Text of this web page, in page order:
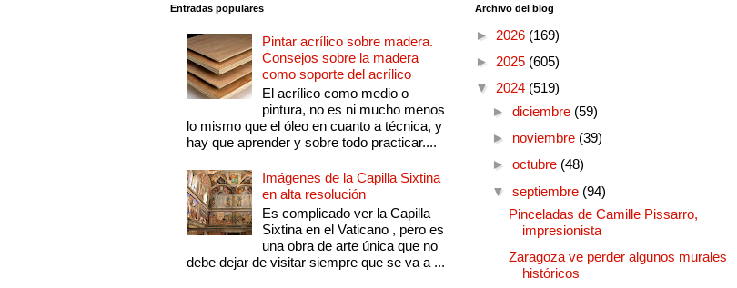
Entradas populares
Pintar acrílico sobre madera.
Consejos sobre la madera
como soporte del acrílico
El acrílico como medio o
pintura, no es ni mucho menos
lo mismo que el óleo en cuanto a técnica, y
hay que aprender y sobre todo practicar....
Imágenes de la Capilla Sixtina
en alta resolución
Es complicado ver la Capilla
Sixtina en el Vaticano , pero es
una obra de arte única que no
debe dejar de visitar siempre que se va a ...
Archivo del blog
► 2026 (169)
► 2025 (605)
▼ 2024 (519)
► diciembre (59)
► noviembre (39)
► octubre (48)
▼ septiembre (94)
Pinceladas de Camille Pissarro,
impresionista
Zaragoza ve perder algunos murales
históricos